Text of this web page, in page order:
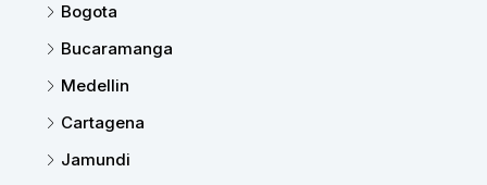
Bogota
Bucaramanga
Medellin
Cartagena
Jamundi